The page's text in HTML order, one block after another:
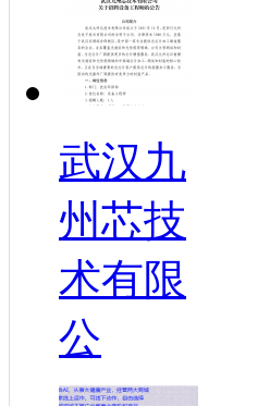
武汉九
州芯技
术有限
公